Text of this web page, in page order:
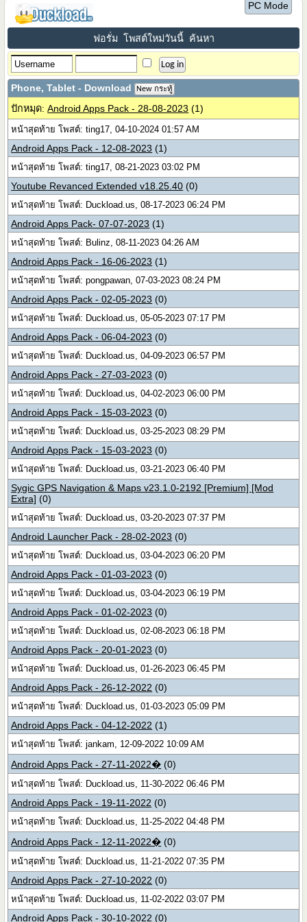
PC Mode
ฟอรั่ม โพสต์ใหม่วันนี้ ค้นหา
Phone, Tablet - Download New กระทู้
ปักหมุด:Android Apps Pack - 28-08-2023 (1)
หน้าสุดท้าย โพสต์: ting17, 04-10-2024 01:57 AM
Android Apps Pack - 12-08-2023 (1)
หน้าสุดท้าย โพสต์: ting17, 08-21-2023 03:02 PM
Youtube Revanced Extended v18.25.40 (0)
หน้าสุดท้าย โพสต์: Duckload.us, 08-17-2023 06:24 PM
Android Apps Pack- 07-07-2023 (1)
หน้าสุดท้าย โพสต์: Bulinz, 08-11-2023 04:26 AM
Android Apps Pack - 16-06-2023 (1)
หน้าสุดท้าย โพสต์: pongpawan, 07-03-2023 08:24 PM
Android Apps Pack - 02-05-2023 (0)
หน้าสุดท้าย โพสต์: Duckload.us, 05-05-2023 07:17 PM
Android Apps Pack - 06-04-2023 (0)
หน้าสุดท้าย โพสต์: Duckload.us, 04-09-2023 06:57 PM
Android Apps Pack - 27-03-2023 (0)
หน้าสุดท้าย โพสต์: Duckload.us, 04-02-2023 06:00 PM
Android Apps Pack - 15-03-2023 (0)
หน้าสุดท้าย โพสต์: Duckload.us, 03-25-2023 08:29 PM
Android Apps Pack - 15-03-2023 (0)
หน้าสุดท้าย โพสต์: Duckload.us, 03-21-2023 06:40 PM
Sygic GPS Navigation & Maps v23.1.0-2192 [Premium] [Mod
Extra] (0)
หน้าสุดท้าย โพสต์: Duckload.us, 03-20-2023 07:37 PM
Android Launcher Pack - 28-02-2023 (0)
หน้าสุดท้าย โพสต์: Duckload.us, 03-04-2023 06:20 PM
Android Apps Pack - 01-03-2023 (0)
หน้าสุดท้าย โพสต์: Duckload.us, 03-04-2023 06:19 PM
Android Apps Pack - 01-02-2023 (0)
หน้าสุดท้าย โพสต์: Duckload.us, 02-08-2023 06:18 PM
Android Apps Pack - 20-01-2023 (0)
หน้าสุดท้าย โพสต์: Duckload.us, 01-26-2023 06:45 PM
Android Apps Pack - 26-12-2022 (0)
หน้าสุดท้าย โพสต์: Duckload.us, 01-03-2023 05:09 PM
Android Apps Pack - 04-12-2022 (1)
หน้าสุดท้าย โพสต์: jankam, 12-09-2022 10:09 AM
Android Apps Pack - 27-11-2022� (0)
หน้าสุดท้าย โพสต์: Duckload.us, 11-30-2022 06:46 PM
Android Apps Pack - 19-11-2022 (0)
หน้าสุดท้าย โพสต์: Duckload.us, 11-25-2022 04:48 PM
Android Apps Pack - 12-11-2022� (0)
หน้าสุดท้าย โพสต์: Duckload.us, 11-21-2022 07:35 PM
Android Apps Pack - 27-10-2022 (0)
หน้าสุดท้าย โพสต์: Duckload.us, 11-02-2022 03:07 PM
Android Apps Pack - 30-10-2022 (0)